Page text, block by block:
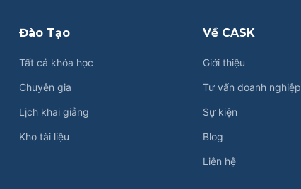
Đào Tạo
Tất cả khóa học
Chuyên gia
Lịch khai giảng
Kho tài liệu
Về CASK
Giới thiệu
Tư vấn doanh nghiệp
Sự kiện
Blog
Liên hệ